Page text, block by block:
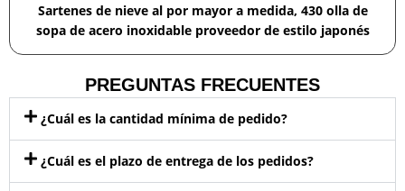
Sartenes de nieve al por mayor a medida, 430 olla de
sopa de acero inoxidable proveedor de estilo japonés
PREGUNTAS FRECUENTES
¿Cuál es la cantidad mínima de pedido?
¿Cuál es el plazo de entrega de los pedidos?